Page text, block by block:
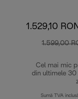
1.529,10
1.599,00
Cel mai mic
din ultimele 30
Sumă TVA